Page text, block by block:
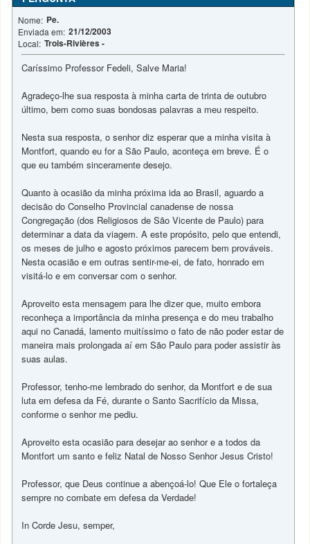
Nome: Pe.
Enviada em: 21/12/2003
Local: Trois-Rivières -
Caríssimo Professor Fedeli, Salve Maria!
Agradeço-lhe sua resposta à minha carta de trinta de outubro
último, bem como suas bondosas palavras a meu respeito.
Nesta sua resposta, o senhor diz esperar que a minha visita à
Montfort, quando eu for a São Paulo, aconteça em breve. É o
que eu também sinceramente desejo.
Quanto à ocasião da minha próxima ida ao Brasil, aguardo a
decisão do Conselho Provincial canadense de nossa
Congregação (dos Religiosos de São Vicente de Paulo) para
determinar a data da viagem. A este propósito, pelo que entendi,
os meses de julho e agosto próximos parecem bem prováveis.
Nesta ocasião e em outras sentir-me-ei, de fato, honrado em
visitá-lo e em conversar com o senhor.
Aproveito esta mensagem para lhe dizer que, muito embora
reconheça a importância da minha presença e do meu trabalho
aqui no Canadá, lamento muitíssimo o fato de não poder estar de
maneira mais prolongada aí em São Paulo para poder assistir às
suas aulas.
Professor, tenho-me lembrado do senhor, da Montfort e de sua
luta em defesa da Fé, durante o Santo Sacrifício da Missa,
conforme o senhor me pediu.
Aproveito esta ocasião para desejar ao senhor e a todos da
Montfort um santo e feliz Natal de Nosso Senhor Jesus Cristo!
Professor, que Deus continue a abençoá-lo! Que Ele o fortaleça
sempre no combate em defesa da Verdade!
In Corde Jesu, semper,